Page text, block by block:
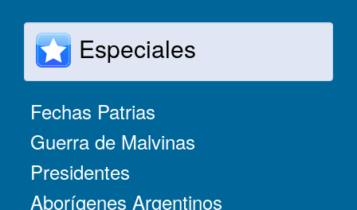
Especiales
Fechas Patrias
Guerra de Malvinas
Presidentes
Aborígenes Argentinos